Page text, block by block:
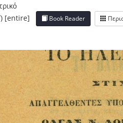
[entire]
Book Reader